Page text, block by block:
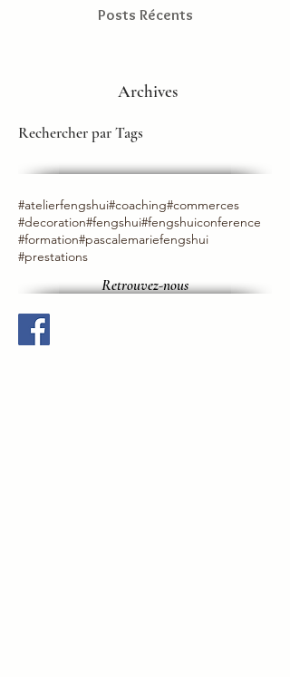
Posts Récents
Archives
Rechercher par Tags
#atelierfengshui#coaching#commerces
#decoration#fengshui#fengshuiconference
#formation#pascalemariefengshui
#prestations
Retrouvez-nous